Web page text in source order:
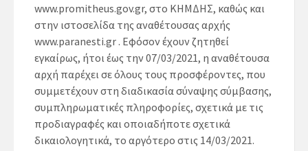
www.promitheus.gov.gr, στο ΚΗΜΔΗΣ, καθώς και
στην ιστοσελίδα της αναθέτουσας αρχής
www.paranesti.gr . Εφόσον έχουν ζητηθεί
εγκαίρως, ήτοι έως την 07/03/2021, η αναθέτουσα
αρχή παρέχει σε όλους τους προσφέροντες, που
συμμετέχουν στη διαδικασία σύναψης σύμβασης,
συμπληρωματικές πληροφορίες, σχετικά με τις
προδιαγραφές και οποιαδήποτε σχετικά
δικαιολογητικά, το αργότερο στις 14/03/2021.